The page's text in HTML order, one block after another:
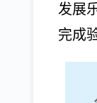
发展
完成